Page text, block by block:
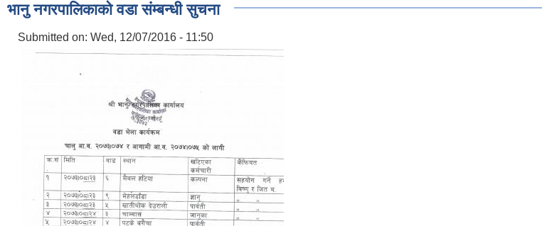
भानु नगरपालिकाको वडा संम्बन्धी सुचना
Submitted on: Wed, 12/07/2016 - 11:50